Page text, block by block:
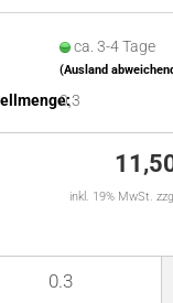
ca. 3-4 Tage
(Ausland
0,3
inkl. 19% MwSt.